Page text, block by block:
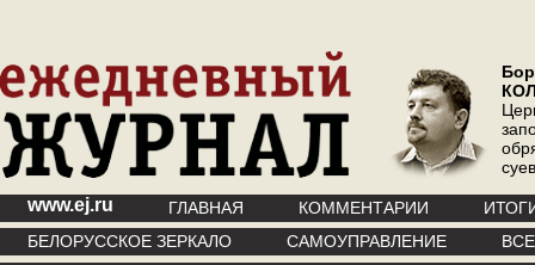
www.ej.ru ГЛАВНАЯ КОММЕНТАРИИ
БЕЛОРУССКОЕ ЗЕРКАЛО
САМОУПРАВЛЕНИЕ